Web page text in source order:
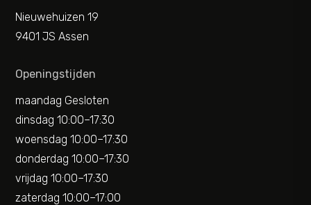
Nieuwehuizen 19
9401 JS Assen
Openingstijden
maandag Gesloten
dinsdag 10:00–17:30
woensdag 10:00–17:30
donderdag 10:00–17:30
vrijdag 10:00–17:30
zaterdag 10:00–17:00